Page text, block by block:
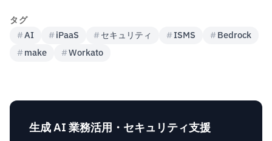
タグ
#AI #iPaaS #セキュリティ #ISMS #Bedrock
#make #Workato
生成 AI 業務活用・セキュリティ支援